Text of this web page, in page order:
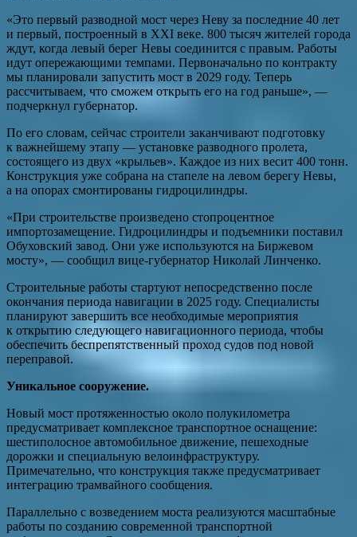
«Это первый разводной мост через Неву за последние 40 лет
и первый, построенный в XXI веке. 800 тысяч жителей города
ждут, когда левый берег Невы соединится с правым. Работы
идут опережающими темпами. Первоначально по контракту
мы планировали запустить мост в 2029 году. Теперь
рассчитываем, что сможем открыть его на год раньше», —
подчеркнул губернатор.
По его словам, сейчас строители заканчивают подготовку
к важнейшему этапу — установке разводного пролета,
состоящего из двух «крыльев». Каждое из них весит 400 тонн.
Конструкция уже собрана на стапеле на левом берегу Невы,
а на опорах смонтированы гидроцилиндры.
«При строительстве произведено стопроцентное
импортозамещение. Гидроцилиндры и подъемники поставил
Обуховский завод. Они уже используются на Биржевом
мосту», — сообщил вице-губернатор Николай Линченко.
Строительные работы стартуют непосредственно после
окончания периода навигации в 2025 году. Специалисты
планируют завершить все необходимые мероприятия
к открытию следующего навигационного периода, чтобы
обеспечить беспрепятственный проход судов под новой
переправой.
Уникальное сооружение.
Новый мост протяженностью около полукилометра
предусматривает комплексное транспортное оснащение:
шестиполосное автомобильное движение, пешеходные
дорожки и специальную велоинфраструктуру.
Примечательно, что конструкция также предусматривает
интеграцию трамвайного сообщения.
Параллельно с возведением моста реализуются масштабные
работы по созданию современной транспортной